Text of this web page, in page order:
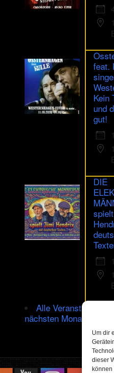
Um dir
dieser
feat.
Kein
und
gut!
DIE
Alle Veranstaltungen
nächsten Monat